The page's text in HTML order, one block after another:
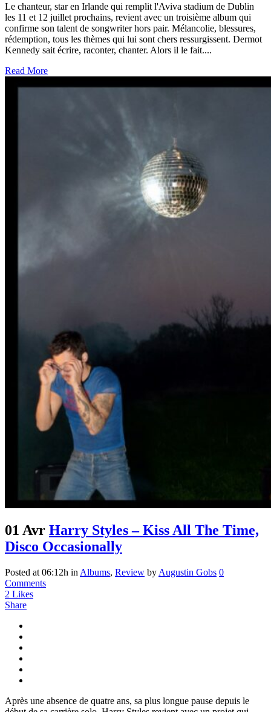
Le chanteur, star en Irlande qui remplit l'Aviva stadium de Dublin
les 11 et 12 juillet prochains, revient avec un troisième album qui
confirme son talent de songwriter hors pair. Mélancolie, blessures,
rédemption, tous les thèmes qui lui sont chers ressurgissent. Dermot
Kennedy sait écrire, raconter, chanter. Alors il le fait....
Read More
01 Avr Harry Styles – Kiss All The Time,
Disco Occasionally
Posted at 06:12h in Albums, Review by Augustin Gobs 0
Comments
2 Likes
Share
Après une absence de quatre ans, sa plus longue pause depuis le